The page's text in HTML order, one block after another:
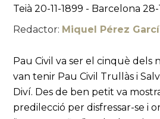
Teià 20-11-1899 - Barcelona 28-
Redactor: Miquel Pérez
Pau Civil va ser el cinquè dels
van tenir Pau Civil Trullàs i
Diví. Des de ben petit va
predilecció per disfressar-se i